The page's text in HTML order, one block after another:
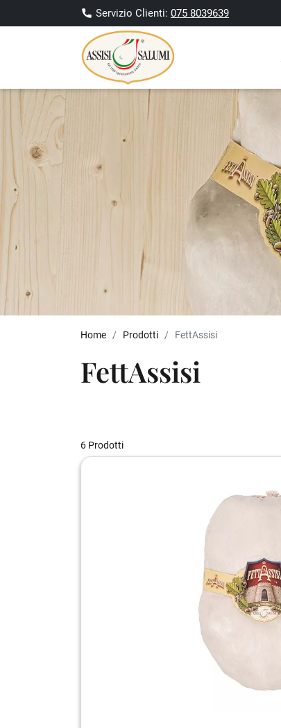
Servizio Clienti: 075 8039639
Home Prodotti FettAssisi
FettAssisi
6 Prodotti